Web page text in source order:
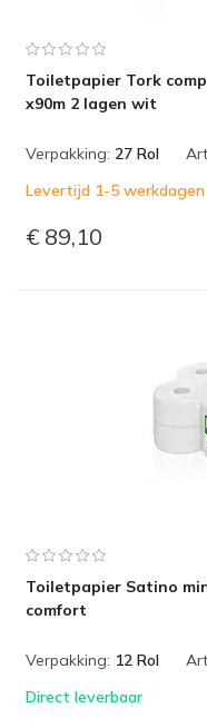
Toiletpapier Tork
x90m 2 lagen wit
Verpakking: 27 Rol
Levertijd 1-5 werkdagen
€ 89,10
Toiletpapier Satino
comfort
Verpakking: 12 Rol
Direct leverbaar